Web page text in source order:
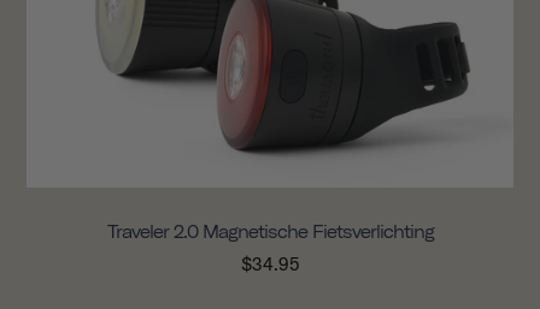
Traveler 2.0 Magnetische Fietsverlichting
$34.95